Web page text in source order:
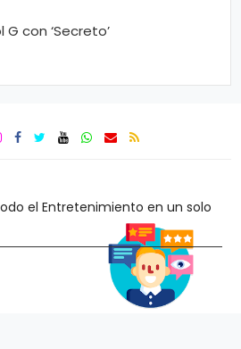
Anuel AA y Karol G con ‘Secreto’
el Entretenimiento en un solo